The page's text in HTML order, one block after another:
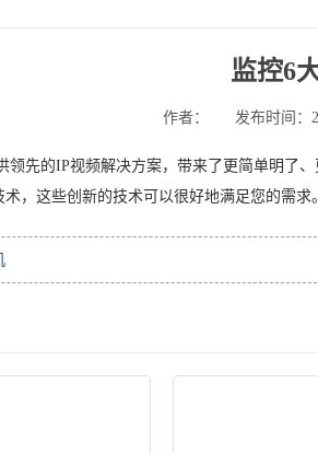
监控6
作者： 发布时间：
先的IP视频解决方案，带来了更简单明了
，这些创新的技术可以很好地满足您的需求。